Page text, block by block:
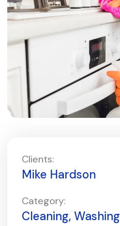
Clients:
Mike Hardson
Category:
Cleaning, Washing